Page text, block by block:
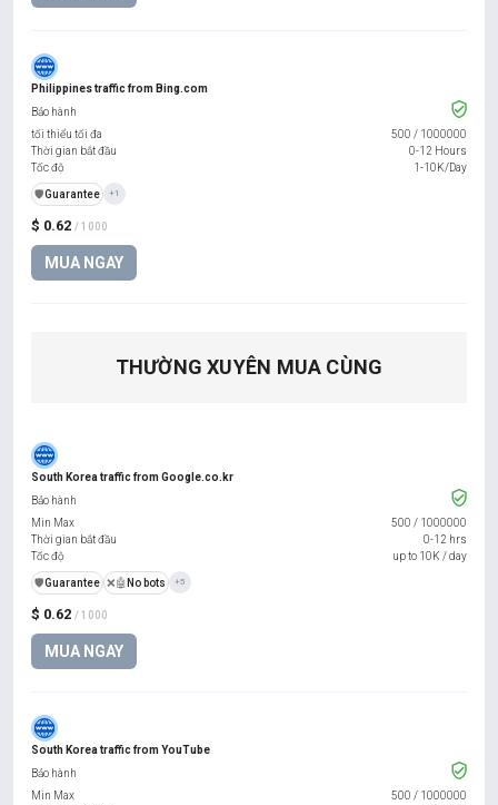
Philippines traffic from Bing.com
$ 0.62 / 1000
MUA NGAY
Bảo hành
tối thiểu tối đa
500 / 1000000
Thời gian bắt đầu
0-12 Hours
Tốc độ
1-10K/Day
️🛡️Guarantee +1
THƯỜNG XUYÊN MUA CÙNG
South Korea traffic from Google.co.kr
$ 0.62 / 1000
MUA NGAY
Bảo hành
Min Max
500 / 1000000
Thời gian bắt đầu
0-12 hrs
Tốc độ
up to 10K / day
️🛡️Guarantee ❌🤖 No bots +5
South Korea traffic from YouTube
Bảo hành
Min Max
500 / 1000000